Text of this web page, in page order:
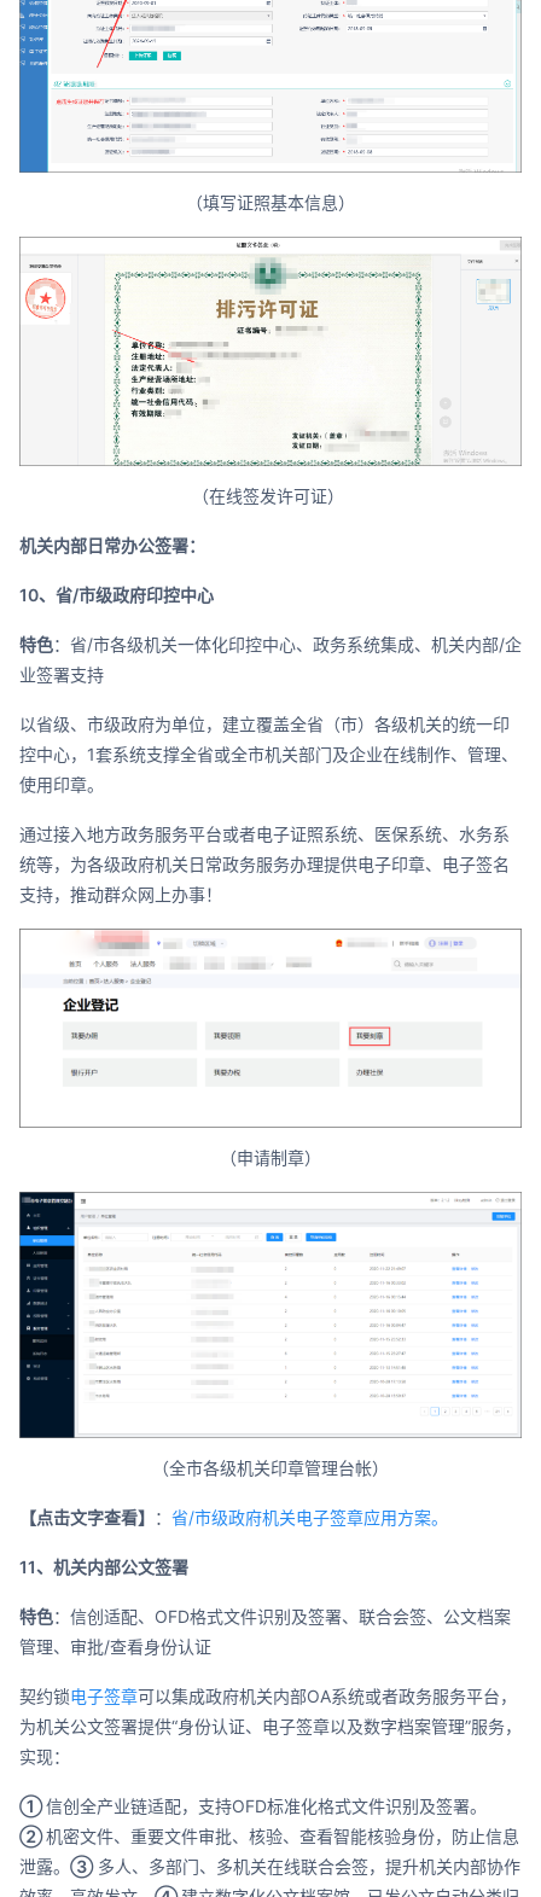
（填写证照基本信息）
（在线签发许可证）
机关内部日常办公签署：
10、省/市级政府印控中心
特色：省/市各级机关一体化印控中心、政务系统集成、机关内部/企
业签署支持
以省级、市级政府为单位，建立覆盖全省（市）各级机关的统一印
控中心，1套系统支撑全省或全市机关部门及企业在线制作、管理、
使用印章。
通过接入地方政务服务平台或者电子证照系统、医保系统、水务系
统等，为各级政府机关日常政务服务办理提供电子印章、电子签名
支持，推动群众网上办事！
（申请制章）
（全市各级机关印章管理台帐）
【点击文字查看】 ： 省/市级政府机关电子签章应用方案。
11、机关内部公文签署
特色：信创适配、OFD格式文件识别及签署、联合会签、公文档案
管理、审批/查看身份认证
契约锁电子签章可以集成政府机关内部OA系统或者政务服务平台，
为机关公文签署提供“身份认证、电子签章以及数字档案管理”服务，
实现：
①信创全产业链适配，支持OFD标准化格式文件识别及签署。
②机密文件、重要文件审批、核验、查看智能核验身份，防止信息
泄露。 ③多人、多部门、多机关在线联合会签，提升机关内部协作